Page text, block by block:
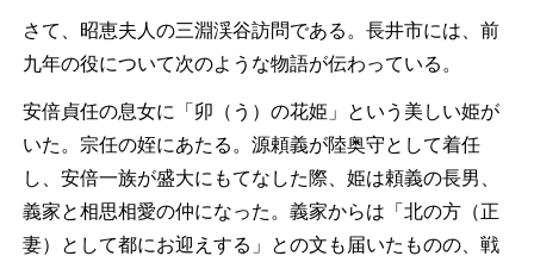
さて、昭恵夫人の三淵渓谷訪問である。長井市には、前
九年の役について次のような物語が伝わっている。
安倍貞任の息女に「卯（う）の花姫」という美しい姫が
いた。宗任の姪にあたる。源頼義が陸奥守として着任
し、安倍一族が盛大にもてなした際、姫は頼義の長男、
義家と相思相愛の仲になった。義家からは「北の方（正
妻）として都にお迎えする」との文も届いたものの、戦